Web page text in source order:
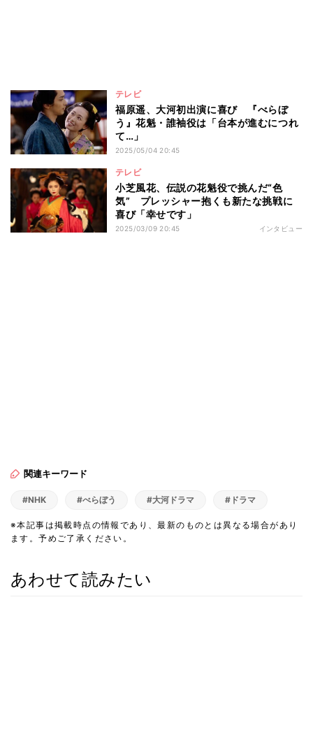
テレビ
福原遥、大河初出演に喜び 『べらぼ
う』花魁・誰袖役は「台本が進むにつれ
て…」
2025/05/04 20:45
テレビ
小芝風花、伝説の花魁役で挑んだ“色
気” プレッシャー抱くも新たな挑戦に
喜び「幸せです」
2025/03/09 20:45 インタビュー
関連キーワード
#NHK #べらぼう #大河ドラマ #ドラマ
※本記事は掲載時点の情報であり、最新のものとは異なる場合があり
ます。予めご了承ください。
あわせて読みたい